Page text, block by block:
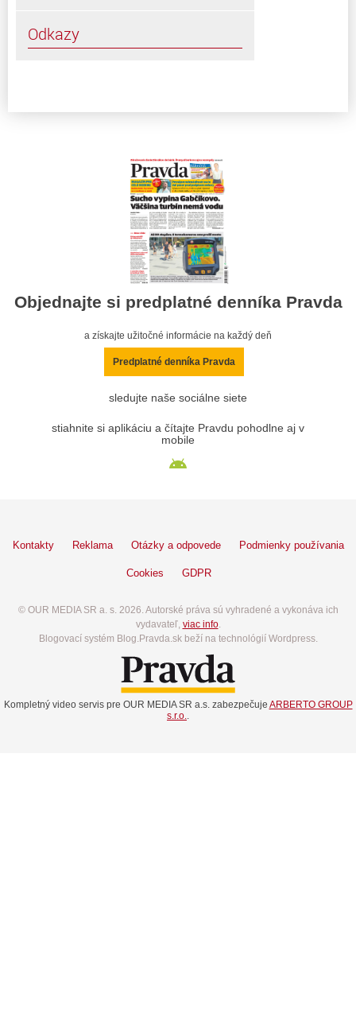
Odkazy
Objednajte si predplatné denníka Pravda
a získajte užitočné informácie na každý deň
Predplatné denníka Pravda
sledujte naše sociálne siete
stiahnite si aplikáciu a čítajte Pravdu pohodlne aj v
mobile
Kontakty Reklama Otázky a odpovede Podmienky používania
Cookies GDPR
© OUR MEDIA SR a. s. 2026. Autorské práva sú vyhradené a vykonáva ich
vydavateľ, viac info.
Blogovací systém Blog.Pravda.sk beží na technológií Wordpress.
Kompletný video servis pre OUR MEDIA SR a.s. zabezpečuje ARBERTO GROUP
s.r.o.